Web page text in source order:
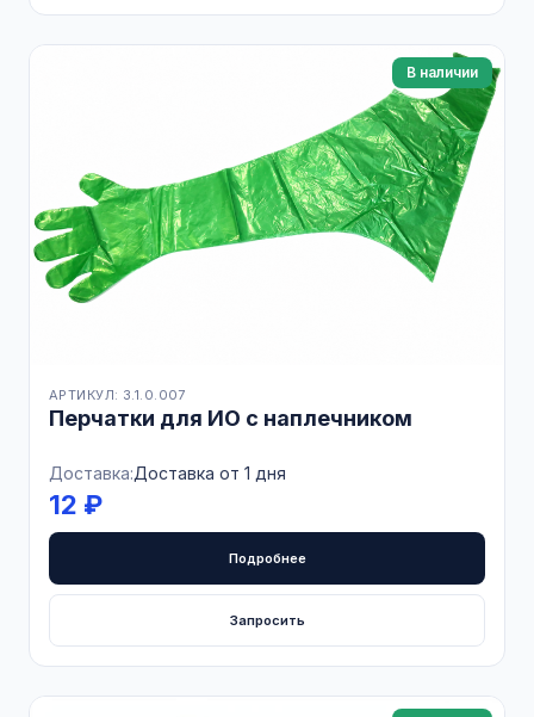
В наличии
АРТИКУЛ: 3.1.0.007
Перчатки для ИО с наплечником
Доставка:Доставка от 1 дня
12 ₽
Подробнее
Запросить